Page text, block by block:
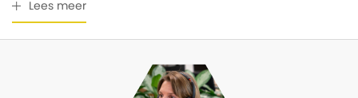
Breedte 50
Lees meer